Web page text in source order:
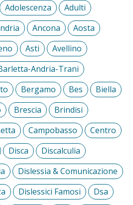
Adolescenza
Adulti
Ancona
Aosta
Asti
Avellino
Andria-Trani
Bergamo Bes
Biella
Brescia
Brindisi
Campobasso
Centro
Disca
Discalculia
Dislessia & Comunicazione
Dislessici Famosi
Dsa